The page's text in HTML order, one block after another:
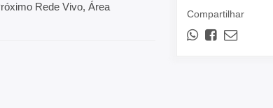
Rede Vivo, Área
Compartilhar